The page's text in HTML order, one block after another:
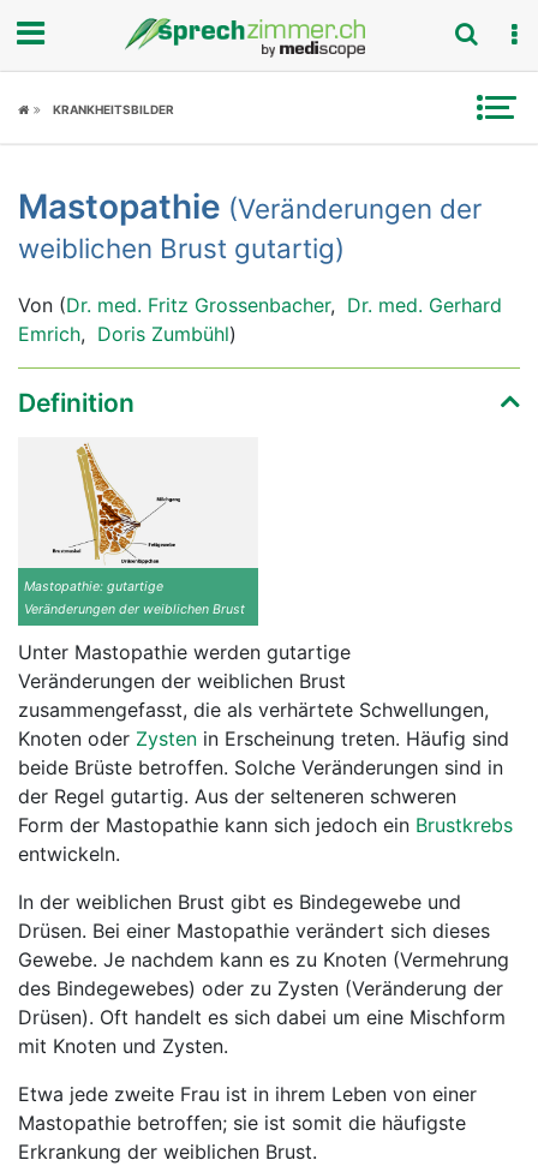
Fokus
Symptome
News
Ratgeber
Rubriken
KRANKHEITSBILDER
Mastopathie (Veränderungen der
weiblichen Brust gutartig)
Von (Dr. med. Fritz Grossenbacher, Dr. med. Gerhard
Emrich, Doris Zumbühl)
Definition
Mastopathie: gutartige
Veränderungen der weiblichen Brust
Unter Mastopathie werden gutartige
Veränderungen der weiblichen Brust
zusammengefasst, die als verhärtete Schwellungen,
Knoten oder Zysten in Erscheinung treten. Häufig sind
beide Brüste betroffen. Solche Veränderungen sind in
der Regel gutartig. Aus der selteneren schweren
Form der Mastopathie kann sich jedoch ein Brustkrebs
entwickeln.
In der weiblichen Brust gibt es Bindegewebe und
Drüsen. Bei einer Mastopathie verändert sich dieses
Gewebe. Je nachdem kann es zu Knoten (Vermehrung
des Bindegewebes) oder zu Zysten (Veränderung der
Drüsen). Oft handelt es sich dabei um eine Mischform
mit Knoten und Zysten.
Etwa jede zweite Frau ist in ihrem Leben von einer
Mastopathie betroffen; sie ist somit die häufigste
Erkrankung der weiblichen Brust.